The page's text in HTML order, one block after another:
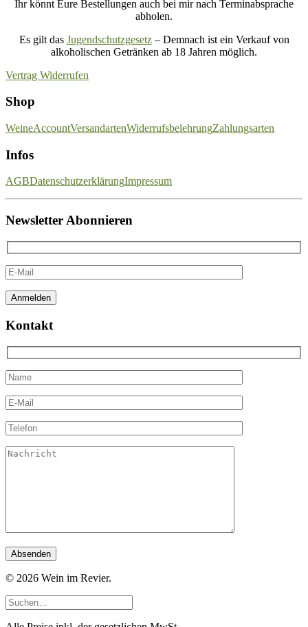
Ihr könnt Eure Bestellungen auch bei mir nach Terminabsprache
abholen.
Es gilt das Jugendschutzgesetz– Demnach ist ein Verkauf von
alkoholischen Getränken ab 18 Jahren möglich.
Vertrag Widerrufen
Shop
WeineAccountVersandartenWiderrufsbelehrungZahlungsarten
Infos
AGBDatenschutzerklärungImpressum
Newsletter Abonnieren
Kontakt
© 2026 Wein im Revier.